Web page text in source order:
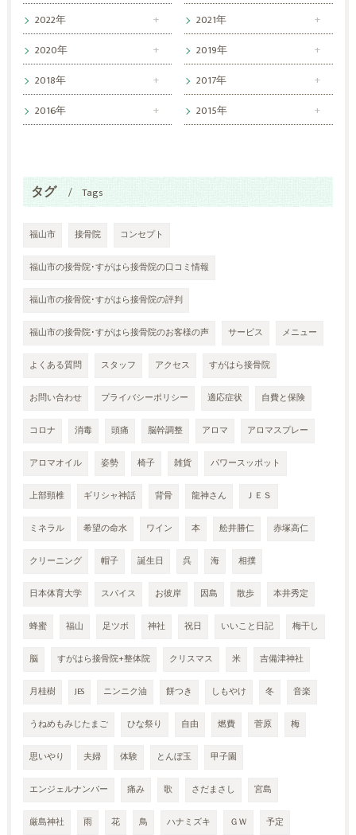
2022年
2021年
2020年
2019年
2018年
2017年
2016年
2015年
タグ Tags
福山市 接骨院 コンセプト
福山市の接骨院･すがはら接骨院の口コミ情報
福山市の接骨院･すがはら接骨院の評判
福山市の接骨院･すがはら接骨院のお客様の声 サービス メニュー
よくある質問 スタッフ アクセス すがはら接骨院
お問い合わせ プライバシーポリシー 適応症状 自費と保険
コロナ 消毒 頭痛 脳幹調整 アロマ アロマスプレー
アロマオイル 姿勢 椅子 雑貨 パワースッポット
上部頸椎 ギリシャ神話 背骨 龍神さん ＪＥＳ
ミネラル 希望の命水 ワイン 本 舩井勝仁 赤塚高仁
クリーニング 帽子 誕生日 呉 海 相撲
日本体育大学 スパイス お彼岸 因島 散歩 本井秀定
蜂蜜 福山 足ツボ 神社 祝日 いいこと日記 梅干し
脳 すがはら接骨院+整体院 クリスマス 米 吉備津神社
月桂樹 JES ニンニク油 餅つき しもやけ 冬 音楽
うねめもみじたまご ひな祭り 自由 燃費 菅原 梅
思いやり 夫婦 体験 とんぼ玉 甲子園
エンジェルナンバー 痛み 歌 さだまさし 宮島
厳島神社 雨 花 鳥 ハナミズキ ＧＷ 予定